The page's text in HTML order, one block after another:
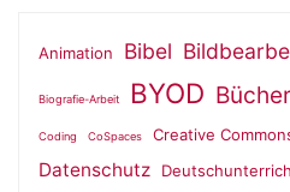
Animation Bibel
Biografie-Arbeit BYOD
Coding CoSpaces Creative
Datenschutz